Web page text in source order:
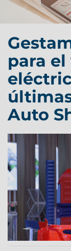
para
Auto